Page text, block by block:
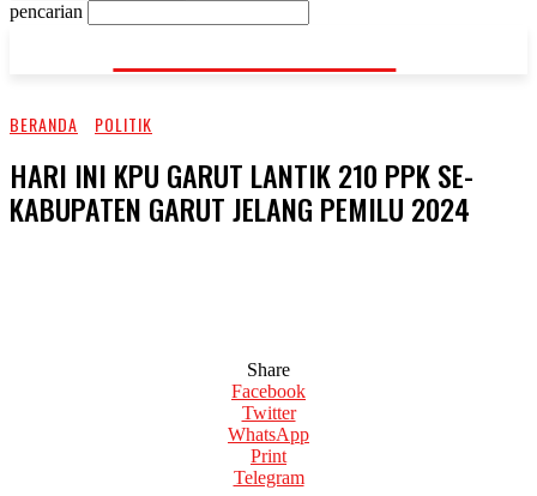
pencarian
KORAN-FAKTA.ID
BERANDA POLITIK
HARI INI KPU GARUT LANTIK 210 PPK SE-
KABUPATEN GARUT JELANG PEMILU 2024
Share
Facebook
Twitter
WhatsApp
Print
Telegram